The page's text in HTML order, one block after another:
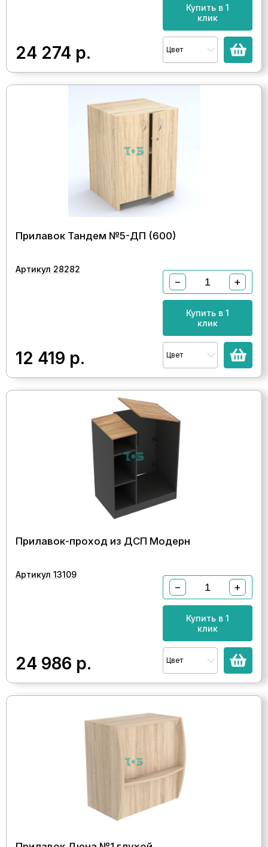
24 274 р.
Купить в 1
клик
Цвет
Прилавок Тандем №5-ДП (600)
Артикул 28282
12 419 р.
− +
Купить в 1
клик
Цвет
Прилавок-проход из ДСП Модерн
Артикул 13109
24 986 р.
− +
Купить в 1
клик
Цвет